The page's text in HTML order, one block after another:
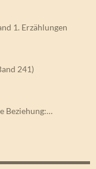
1. Erzählungen
241)